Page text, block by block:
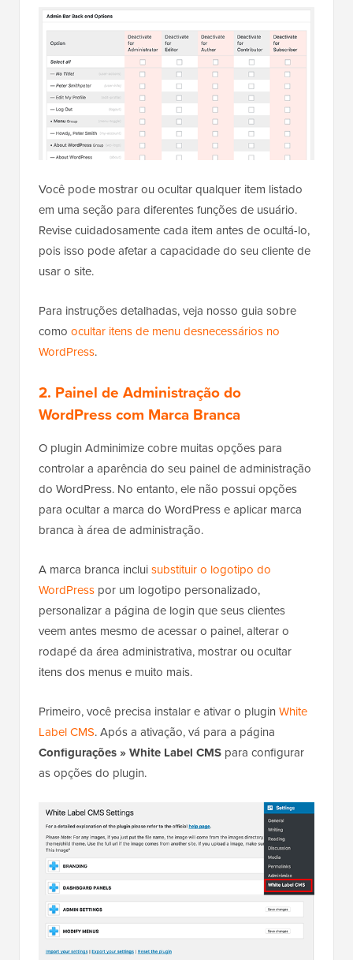
Você pode mostrar ou ocultar qualquer item listado
em uma seção para diferentes funções de usuário.
Revise cuidadosamente cada item antes de ocultá-lo,
pois isso pode afetar a capacidade do seu cliente de
usar o site.
Para instruções detalhadas, veja nosso guia sobre
como ocultar itens de menu desnecessários no
WordPress.
2. Painel de Administração do
WordPress com Marca Branca
O plugin Adminimize cobre muitas opções para
controlar a aparência do seu painel de administração
do WordPress. No entanto, ele não possui opções
para ocultar a marca do WordPress e aplicar marca
branca à área de administração.
A marca branca incluisubstituir o logotipo do
WordPress por um logotipo personalizado,
personalizar a página de login que seus clientes
veem antes mesmo de acessar o painel, alterar o
rodapé da área administrativa, mostrar ou ocultar
itens dos menus e muito mais.
Primeiro, você precisa instalar e ativar o plugin White
Label CMS. Após a ativação, vá para a página
Configurações » White Label CMS para configurar
as opções do plugin.